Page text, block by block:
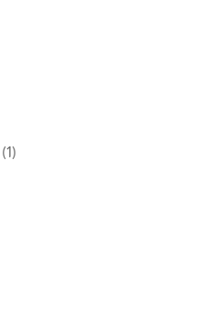
(1)